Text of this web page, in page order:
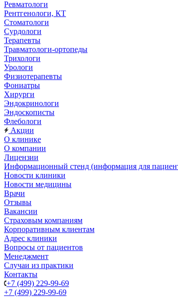
Ревматологи
Рентгенологи, КТ
Стоматологи
Сурдологи
Терапевты
Травматологи-ортопеды
Трихологи
Урологи
Физиотерапевты
Фониатры
Хирурги
Эндокринологи
Эндоскописты
Флебологи
Акции
О клинике
О компании
Лицензии
Информационный стенд (информация для
Новости клиники
Новости медицины
Врачи
Отзывы
Вакансии
Страховым компаниям
Корпоративным клиентам
Адрес клиники
Вопросы от пациентов
Менеджмент
Случаи из практики
Контакты
+7 (499) 229-99-69
+7 (499) 229-99-69